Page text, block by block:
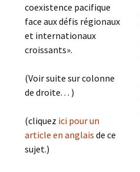
coexistence pacifique
face aux défis régionaux
et internationaux
croissants».
(Voir suite sur colonne
de droite. . . )
(cliquez ici pour un
article en anglais de ce
sujet.)